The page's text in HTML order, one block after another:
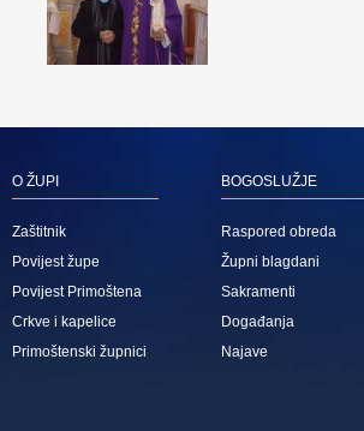
O ŽUPI
Zaštitnik
Povijest župe
Povijest Primoštena
Crkve i kapelice
Primoštenski župnici
BOGOSLUŽJE
Raspored obreda
Župni blagdani
Sakramenti
Događanja
Najave